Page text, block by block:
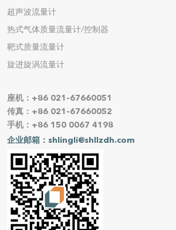
超声波流量计
热式气体质量流量计/控制器
靶式质量流量计
旋进旋涡流量计
座机：+86 021-67660051
传真：+86 021-67660052
手机：+86 150 0067 4198
企业邮箱：shlingli@shllzdh.com